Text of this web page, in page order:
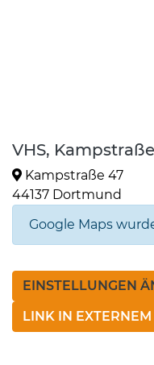
VHS,
Kampstraße 47
44137 Dortmund
Google Maps
EINSTELLUNGEN
LINK IN